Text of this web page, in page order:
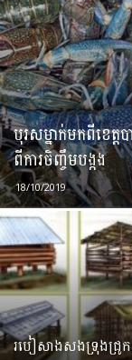
បុរសម្នាក់មកពីខេត្
ពីការចិញ្ចឹមបង្កង
18/10/2019
របៀសាងសង​ទ្រុង​ជ្រូក​